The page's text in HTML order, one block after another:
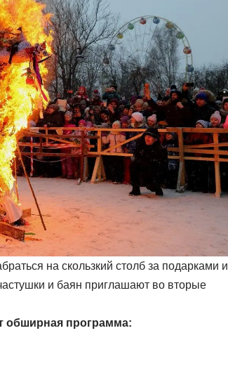
на скользкий столб за подарками и
и баян приглашают во вторые
обширная программа: